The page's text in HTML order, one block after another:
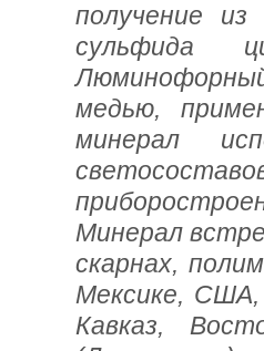
получение
сульфида
медью,
минерал
Минерал
скарнах,
Мексике, США,
Кавказ,